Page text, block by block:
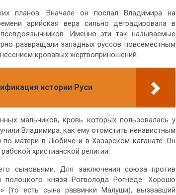
планов. Вначале он послал Владимира на
арийская вера сильно деградировала в
Именно эти так называемые
развращали западных руссов повсеместным
кровавых жертвоприношений.
истории Руси
мальчиков, кровь которых пользовалась у
Владимира, как ему отомстить ненавистным
матери в Любиче и в Хазарском каганате. Он
христианской религии.
сыновьями. Для заключения союза против
князя Рогволода Рогнеде. Хорошо
(то есть сына раввинки Малуши), вызвавший